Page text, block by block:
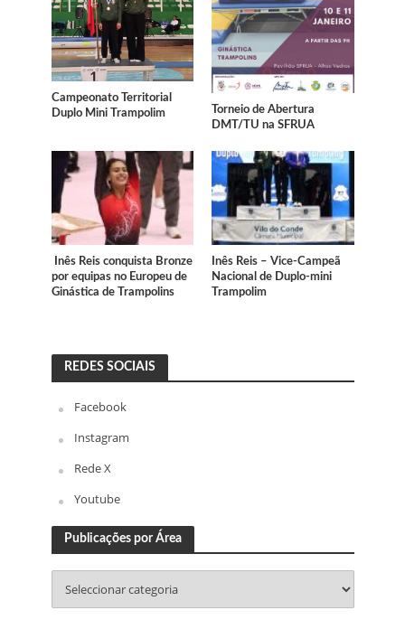
Campeonato Territorial
Duplo Mini Trampolim
Torneio de Abertura
DMT/TU na SFRUA
Inês Reis conquista Bronze
por equipas no Europeu de
Ginástica de Trampolins
Inês Reis – Vice-Campeã
Nacional de Duplo-mini
Trampolim
REDES SOCIAIS
Facebook
Instagram
Rede X
Youtube
Publicações por Área